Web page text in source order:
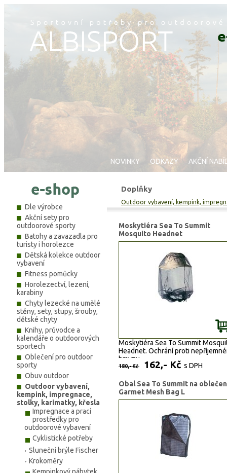
NOVINKY ODKAZY AKČNÍ
Dle výrobce
Akční sety pro
outdoorové sporty
Batohy a zavazadla pro
turisty i horolezce
Dětská kolekce outdoor
vybavení
Fitness pomůcky
Horolezectví, lezení,
karabiny
Chyty lezecké na umělé
stěny, sety, stupy, šrouby,
dětské chyty
Knihy, průvodce a
kalendáře o outdoorových
sportech
Oblečení pro outdoor
sporty
Obuv outdoor
Outdoor vybavení,
kempink, impregnace,
stolky, karimatky, křesla
Impregnace a prací
prostředky pro
outdoorové vybavení
Cyklistické potřeby
Sluneční brýle Fischer
Krokoměry
Doplňky
Outdoor vybavení, kempink,
Moskytiéra Sea To Summit
Mosquito Headnet
Moskytiéra Sea To Summit
Headnet. Ochrání proti
hmyzu.
180,- Kč 162,- Kč s DPH
Obal Sea To Summit na
Garmet Mesh Bag L